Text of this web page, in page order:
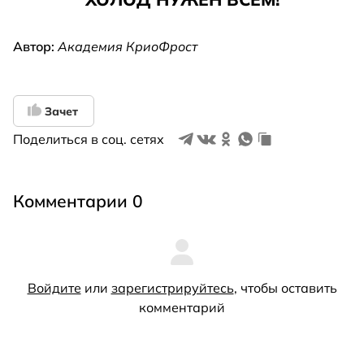
Автор: Академия КриоФрост
Зачет
Поделиться в соц. сетях
Комментарии 0
Войдите или зарегистрируйтесь, чтобы оставить
комментарий